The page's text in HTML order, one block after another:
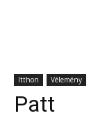
Itthon Vélemény
Patt